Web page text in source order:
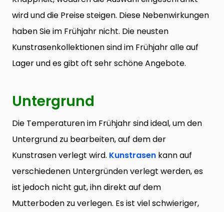
wird und die Preise steigen. Diese Nebenwirkungen
haben Sie im Frühjahr nicht. Die neusten
Kunstrasenkollektionen sind im Frühjahr alle auf
Lager und es gibt oft sehr schöne Angebote.
Untergrund
Die Temperaturen im Frühjahr sind ideal, um den
Untergrund zu bearbeiten, auf dem der
Kunstrasen verlegt wird. Kunstrasen kann auf
verschiedenen Untergründen verlegt werden, es
ist jedoch nicht gut, ihn direkt auf dem
Mutterboden zu verlegen. Es ist viel schwieriger,